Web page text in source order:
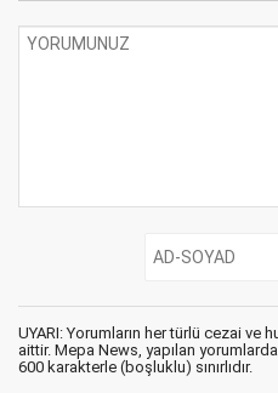
UYARI: Yorumların her türlü cezai ve
aittir. Mepa News, yapılan
600 karakterle (boşluklu) sınırlıdır.